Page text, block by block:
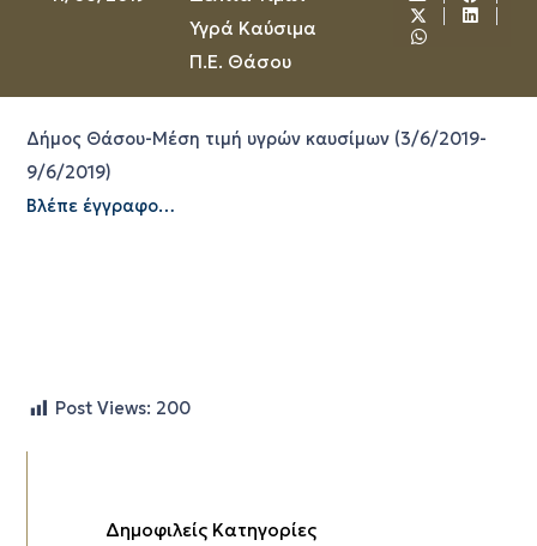
Υγρά Καύσιμα
Π.Ε. Θάσου
Δήμος Θάσου-Μέση τιμή υγρών καυσίμων (3/6/2019-
9/6/2019)
Βλέπε έγγραφο…
Post Views: 200
Δημοφιλείς Κατηγορίες